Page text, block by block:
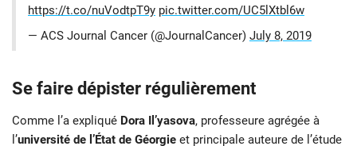
https://t.co/nuVodtpT9y pic.twitter.com/UC5lXtbl6w
— ACS Journal Cancer (@JournalCancer) July 8, 2019
Se faire dépister régulièrement
Comme l’a expliqué Dora Il’yasova, professeure agrégée à
l’université de l’État de Géorgie et principale auteure de l’étude